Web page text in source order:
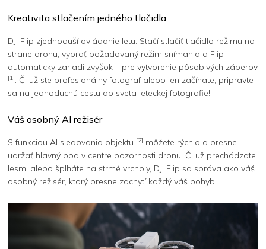
Kreativita stlačením jedného tlačidla
DJI Flip zjednoduší ovládanie letu. Stačí stlačiť tlačidlo režimu na
strane dronu, vybrať požadovaný režim snímania a Flip
automaticky zariadi zvyšok – pre vytvorenie pôsobivých záberov
[1]. Či už ste profesionálny fotograf alebo len začínate, pripravte
sa na jednoduchú cestu do sveta leteckej fotografie!
Váš osobný AI režisér
S funkciou AI sledovania objektu [2] môžete rýchlo a presne
udržať hlavný bod v centre pozornosti dronu. Či už prechádzate
lesmi alebo šplháte na strmé vrcholy, DJI Flip sa správa ako váš
osobný režisér, ktorý presne zachytí každý váš pohyb.